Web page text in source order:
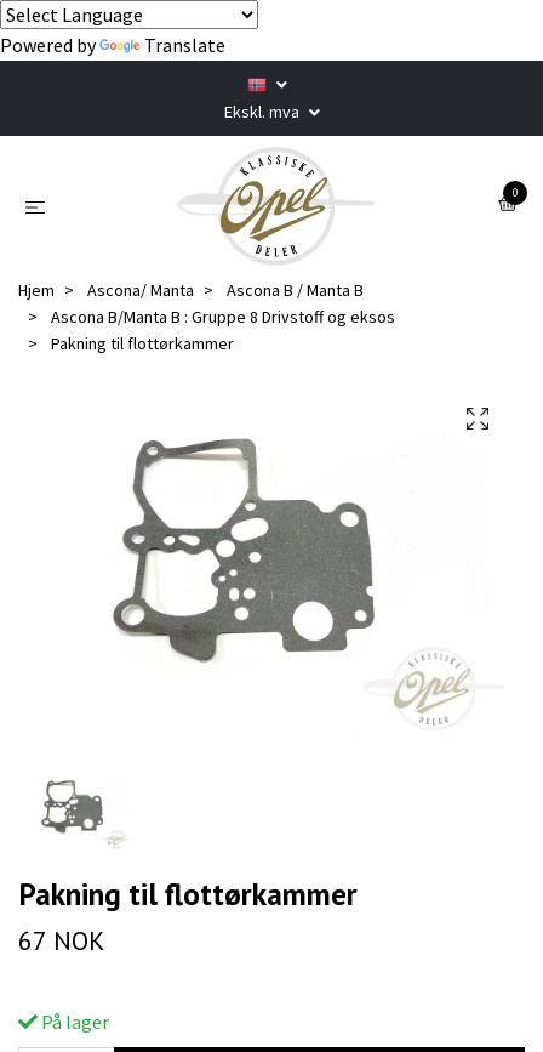
Powered by Translate
Ekskl. mva
0
Hjem Ascona/ Manta
Ascona B / Manta B
Ascona B/Manta B : Gruppe 8 Drivstoff og eksos
Pakning til flottørkammer
Pakning til flottørkammer
67 NOK
På lager